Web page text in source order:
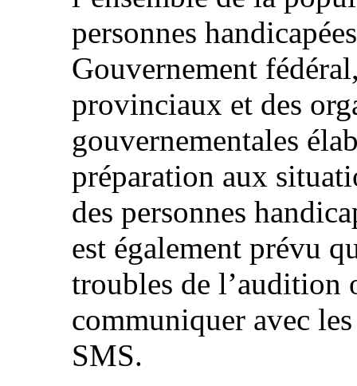
personnes
Gouvernement
provinciaux et des
gouvernementales
préparation aux
des personnes
est également prévu
troubles de l’audition
communiquer avec
SMS.